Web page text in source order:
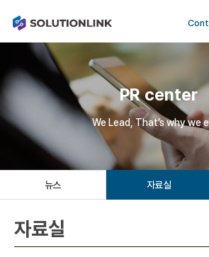
PR center
We Lead, That’s why we
뉴스 자료실
자료실